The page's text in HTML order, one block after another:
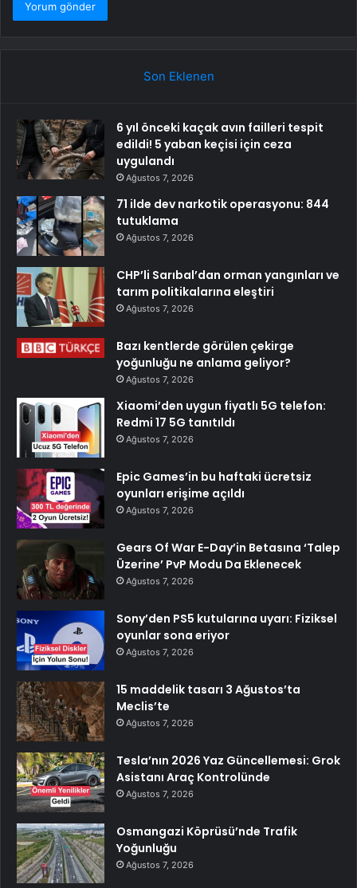
Son Eklenen
6 yıl önceki kaçak avın failleri tespit
edildi! 5 yaban keçisi için ceza
uygulandı
Ağustos 7, 2026
71 ilde dev narkotik operasyonu: 844
tutuklama
Ağustos 7, 2026
CHP’li Sarıbal’dan orman yangınları ve
tarım politikalarına eleştiri
Ağustos 7, 2026
Bazı kentlerde görülen çekirge
yoğunluğu ne anlama geliyor?
Ağustos 7, 2026
Xiaomi’den uygun fiyatlı 5G telefon:
Redmi 17 5G tanıtıldı
Ağustos 7, 2026
Epic Games’in bu haftaki ücretsiz
oyunları erişime açıldı
Ağustos 7, 2026
Gears Of War E-Day’in Betasına ‘Talep
Üzerine’ PvP Modu Da Eklenecek
Ağustos 7, 2026
Sony’den PS5 kutularına uyarı: Fiziksel
oyunlar sona eriyor
Ağustos 7, 2026
15 maddelik tasarı 3 Ağustos’ta
Meclis’te
Ağustos 7, 2026
Tesla’nın 2026 Yaz Güncellemesi: Grok
Asistanı Araç Kontrolünde
Ağustos 7, 2026
Osmangazi Köprüsü’nde Trafik
Yoğunluğu
Ağustos 7, 2026